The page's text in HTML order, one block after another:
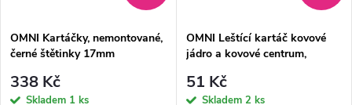
p
r
s
p
OMNI Kartáčky, nemontované,
černé štětinky 17mm
338 Kč
Skladem 1 ks
OMNI Leštící kartáč kovové
jádro a kovové centrum,
51 Kč
Skladem 2 ks